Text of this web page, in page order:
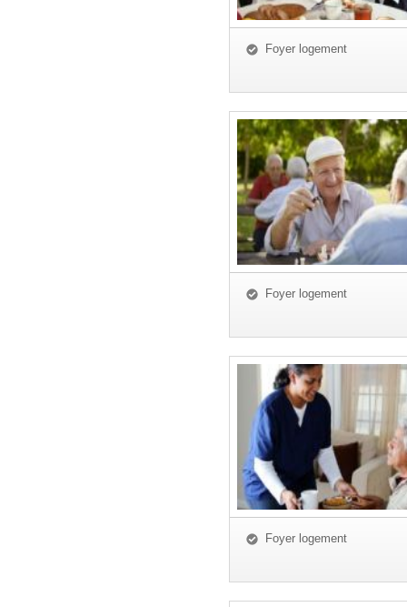
Foyer logement
Foyer logement
Foyer logement